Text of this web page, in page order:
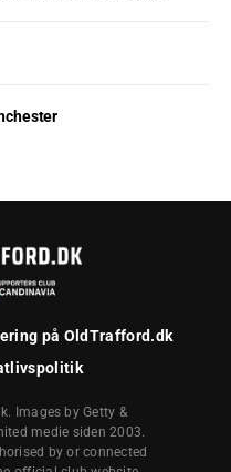
på OldTrafford.dk
Images by Getty &
medie siden 2003.
by or connected